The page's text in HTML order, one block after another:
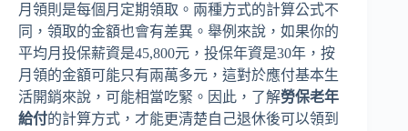
月領則是每個月定期領取。兩種方式的計算公式不
同，領取的金額也會有差異。舉例來說，如果你的
平均月投保薪資是45,800元，投保年資是30年，按
月領的金額可能只有兩萬多元，這對於應付基本生
活開銷來說，可能相當吃緊。因此，了解勞保老年
給付的計算方式，才能更清楚自己退休後可以領到